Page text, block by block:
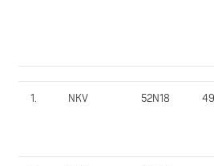
1. NKV 52N18